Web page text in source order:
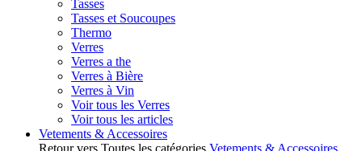
Tasses
Tasses et Soucoupes
Thermo
Verres
Verres a the
Verres à Bière
Verres à Vin
Voir tous les Verres
Voir tous les articles
Vetements & Accessoires
Retour vers Toutes les catégories Vetements & Accessoires